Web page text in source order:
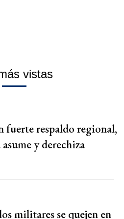
vistas
fuerte respaldo regional,
y derechiza
militares se quejen en